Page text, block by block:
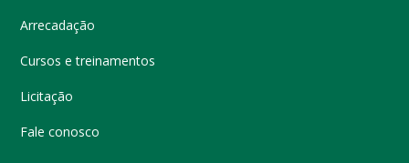
Arrecadação
Cursos e treinamentos
Licitação
Fale conosco